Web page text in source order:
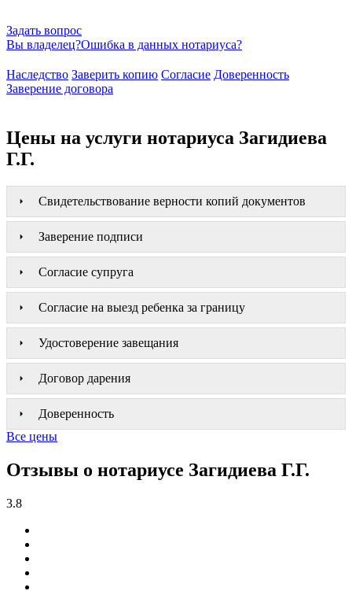
Задать вопрос
Вы владелец?Ошибка в данных нотариуса?
Наследство Заверить копию Согласие Доверенность
Заверение договора
Цены на услуги нотариуса Загидиева
Г.Г.
Свидетельствование верности копий документов
Заверение подписи
Согласие супруга
Согласие на выезд ребенка за границу
Удостоверение завещания
Договор дарения
Доверенность
Все цены
Отзывы о нотариусе Загидиева Г.Г.
3.8